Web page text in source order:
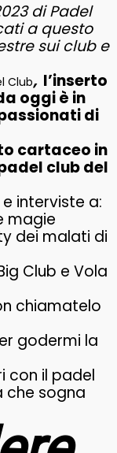
di Padel
a questo
sui club e
Club,l’inserto
oggi è in
di
cartaceo in
club del
interviste a:
magie
dei malati di
Club e Vola
chiamatelo
godermi la
con il padel
che sogna